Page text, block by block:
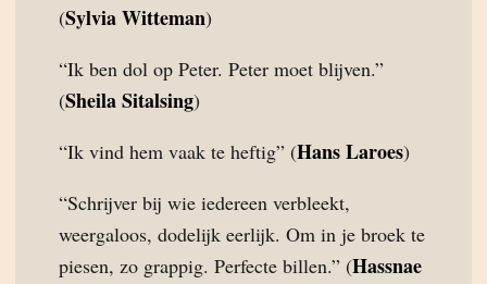
(Sylvia Witteman)
“Ik ben dol op Peter. Peter moet blijven.”
(Sheila Sitalsing)
“Ik vind hem vaak te heftig” (Hans Laroes)
“Schrijver bij wie iedereen verbleekt,
weergaloos, dodelijk eerlijk. Om in je broek te
piesen, zo grappig. Perfecte billen.” (Hassnae